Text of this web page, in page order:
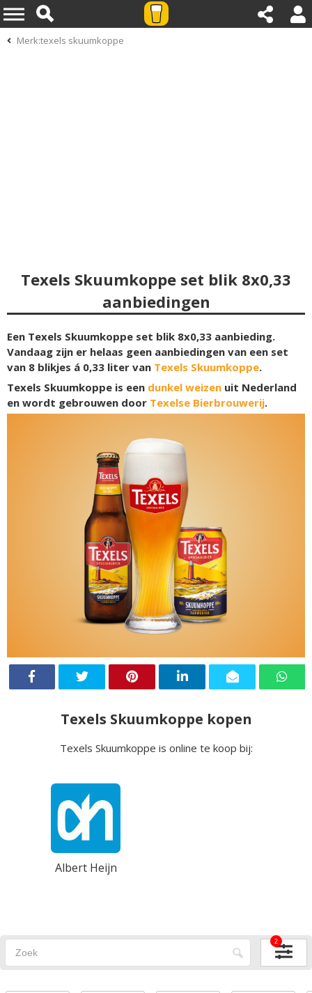
Merk:texels skuumkoppe
Texels Skuumkoppe set blik 8x0,33
aanbiedingen
Een Texels Skuumkoppe set blik 8x0,33 aanbieding.
Vandaag zijn er helaas geen aanbiedingen van een set
van 8 blikjes á 0,33 liter van Texels Skuumkoppe.
Texels Skuumkoppe is een dunkel weizen uit Nederland
en wordt gebrouwen door Texelse Bierbrouwerij.
Texels Skuumkoppe kopen
Texels Skuumkoppe is online te koop bij:
Albert Heijn
2